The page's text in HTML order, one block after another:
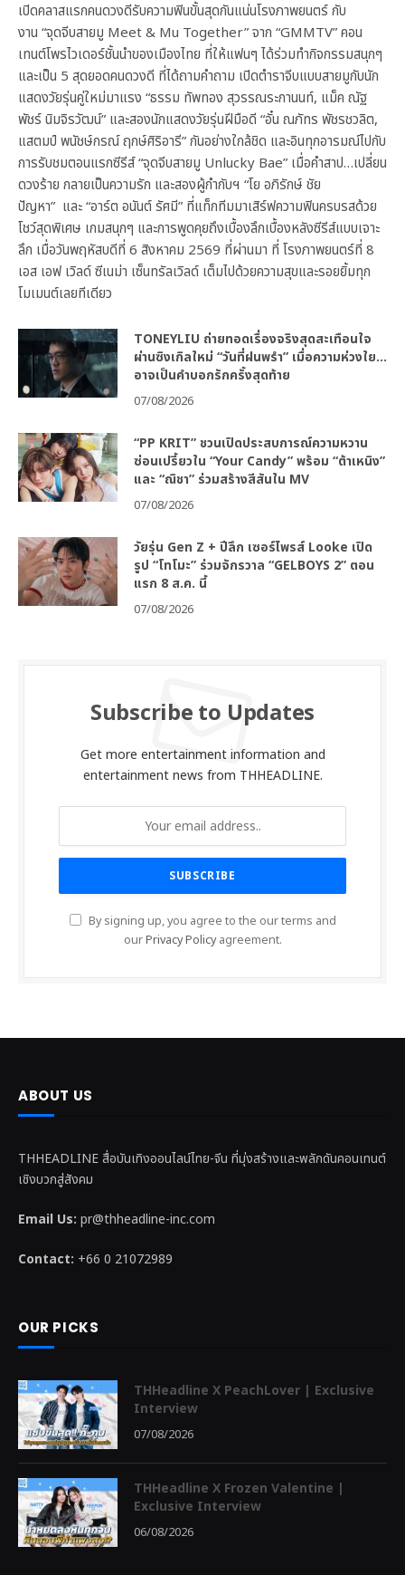
เปิดคลาสแรกคนดวงดีรับความฟินขั้นสุดกันแน่นโรงภาพยนตร์ กับ
งาน “จุดจีบสายมู Meet & Mu Together” จาก “GMMTV” คอน
เทนต์โพรไวเดอร์ชั้นนำของเมืองไทย ที่ให้แฟนๆ ได้ร่วมทำกิจกรรมสนุกๆ
และเป็น 5 สุดยอดคนดวงดี ที่ได้ถามคำถาม เปิดตำราจีบแบบสายมูกับนัก
แสดงวัยรุ่นคู่ใหม่มาแรง “ธรรม ทัพทอง สุวรรณระกานนท์, แม็ค ณัฐ
พัชร์ นิมจิรวัฒน์” และสองนักแสดงวัยรุ่นฝีมือดี “อั๋น ณภัทร พัชรชวลิต,
แสตมป์ พนัชษ์กรณ์ ฤกษ์ศิริอารี” กันอย่างใกล้ชิด และอินทุกอารมณ์ไปกับ
การรับชมตอนแรกซีรีส์ “จุดจีบสายมู Unlucky Bae” เมื่อคำสาป…เปลี่ยน
ดวงร้าย กลายเป็นความรัก และสองผู้กำกับฯ “โย อภิรักษ์ ชัย
ปัญหา” และ “อาร์ต อนันต์ รัศมี” ที่แท็กทีมมาเสิร์ฟความฟินครบรสด้วย
โชว์สุดพิเศษ เกมสนุกๆ และการพูดคุยถึงเบื้องลึกเบื้องหลังซีรีส์แบบเจาะ
ลึก เมื่อวันพฤหัสบดีที่ 6 สิงหาคม 2569 ที่ผ่านมา ที่ โรงภาพยนตร์ที่ 8
เอส เอฟ เวิลด์ ซีเนม่า เซ็นทรัลเวิลด์ เต็มไปด้วยความสุขและรอยยิ้มทุก
โมเมนต์เลยทีเดียว
TONEYLIU ถ่ายทอดเรื่องจริงสุดสะเทือนใจ
ผ่านซิงเกิลใหม่ “วันที่ฝนพรำ” เมื่อความห่วงใย…
อาจเป็นคำบอกรักครั้งสุดท้าย
07/08/2026
“PP KRIT” ชวนเปิดประสบการณ์ความหวาน
ซ่อนเปรี้ยวใน “Your Candy” พร้อม “ต้าเหนิง”
และ “ณิชา” ร่วมสร้างสีสันใน MV
07/08/2026
วัยรุ่น Gen Z + ปีลึก เซอร์ไพรส์ Looke เปิด
รูป “โทโมะ” ร่วมจักรวาล “GELBOYS 2” ตอน
แรก 8 ส.ค. นี้
07/08/2026
Subscribe to Updates
Get more entertainment information and
entertainment news from THHEADLINE.
By signing up, you agree to the our terms and
ourPrivacy Policyagreement.
ABOUT US
THHEADLINE สื่อบันเทิงออนไลน์ไทย-จีน ที่มุ่งสร้างและพลักดันคอนเทนต์
เชิงบวกสู่สังคม
Email Us: pr@thheadline-inc.com
Contact: +66 0 21072989
OUR PICKS
THHeadline X PeachLover | Exclusive
Interview
07/08/2026
THHeadline X Frozen Valentine |
Exclusive Interview
06/08/2026